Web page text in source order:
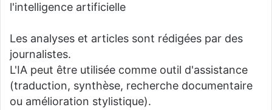
l'intelligence artificielle
Les analyses et articles sont rédigées par des
journalistes.
L'IA peut être utilisée comme outil d'assistance
(traduction, synthèse, recherche documentaire
ou amélioration stylistique).